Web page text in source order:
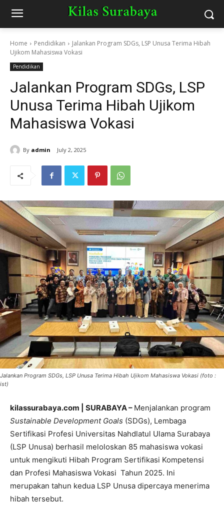
Home Pendidikan
Jalankan Program SDGs, LSP Unusa Terima Hibah
Ujikom Mahasiswa Vokasi
Pendidikan
Jalankan Program SDGs, LSP
Unusa Terima Hibah Ujikom
Mahasiswa Vokasi
By admin July 2, 2025
Jalankan Program SDGs, LSP Unusa Terima Hibah Ujikom Mahasiswa Vokasi (foto :
ist)
kilassurabaya.com | SURABAYA – Menjalankan program
Sustainable Development Goals (SDGs), Lembaga
Sertifikasi Profesi Universitas Nahdlatul Ulama Surabaya
(LSP Unusa) berhasil meloloskan 85 mahasiswa vokasi
untuk mengikuti Hibah Program Sertifikasi Kompetensi
dan Profesi Mahasiswa Vokasi Tahun 2025. Ini
merupakan tahun kedua LSP Unusa dipercaya menerima
hibah tersebut.